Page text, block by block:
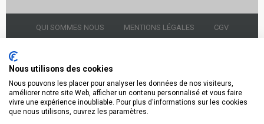
QUI SOMMES NOUS MENTIONS LÉGALES CGV
© 2021 Godot & Fils Panthéon
Or Argent 14 rue soufflot 75005 Paris 01.43.54.96.20
Nous utilisons des cookies
Nous pouvons les placer pour analyser les données de nos visiteurs,
améliorer notre site Web, afficher un contenu personnalisé et vous faire
vivre une expérience inoubliable. Pour plus d'informations sur les cookies
que nous utilisons, ouvrez les paramètres.